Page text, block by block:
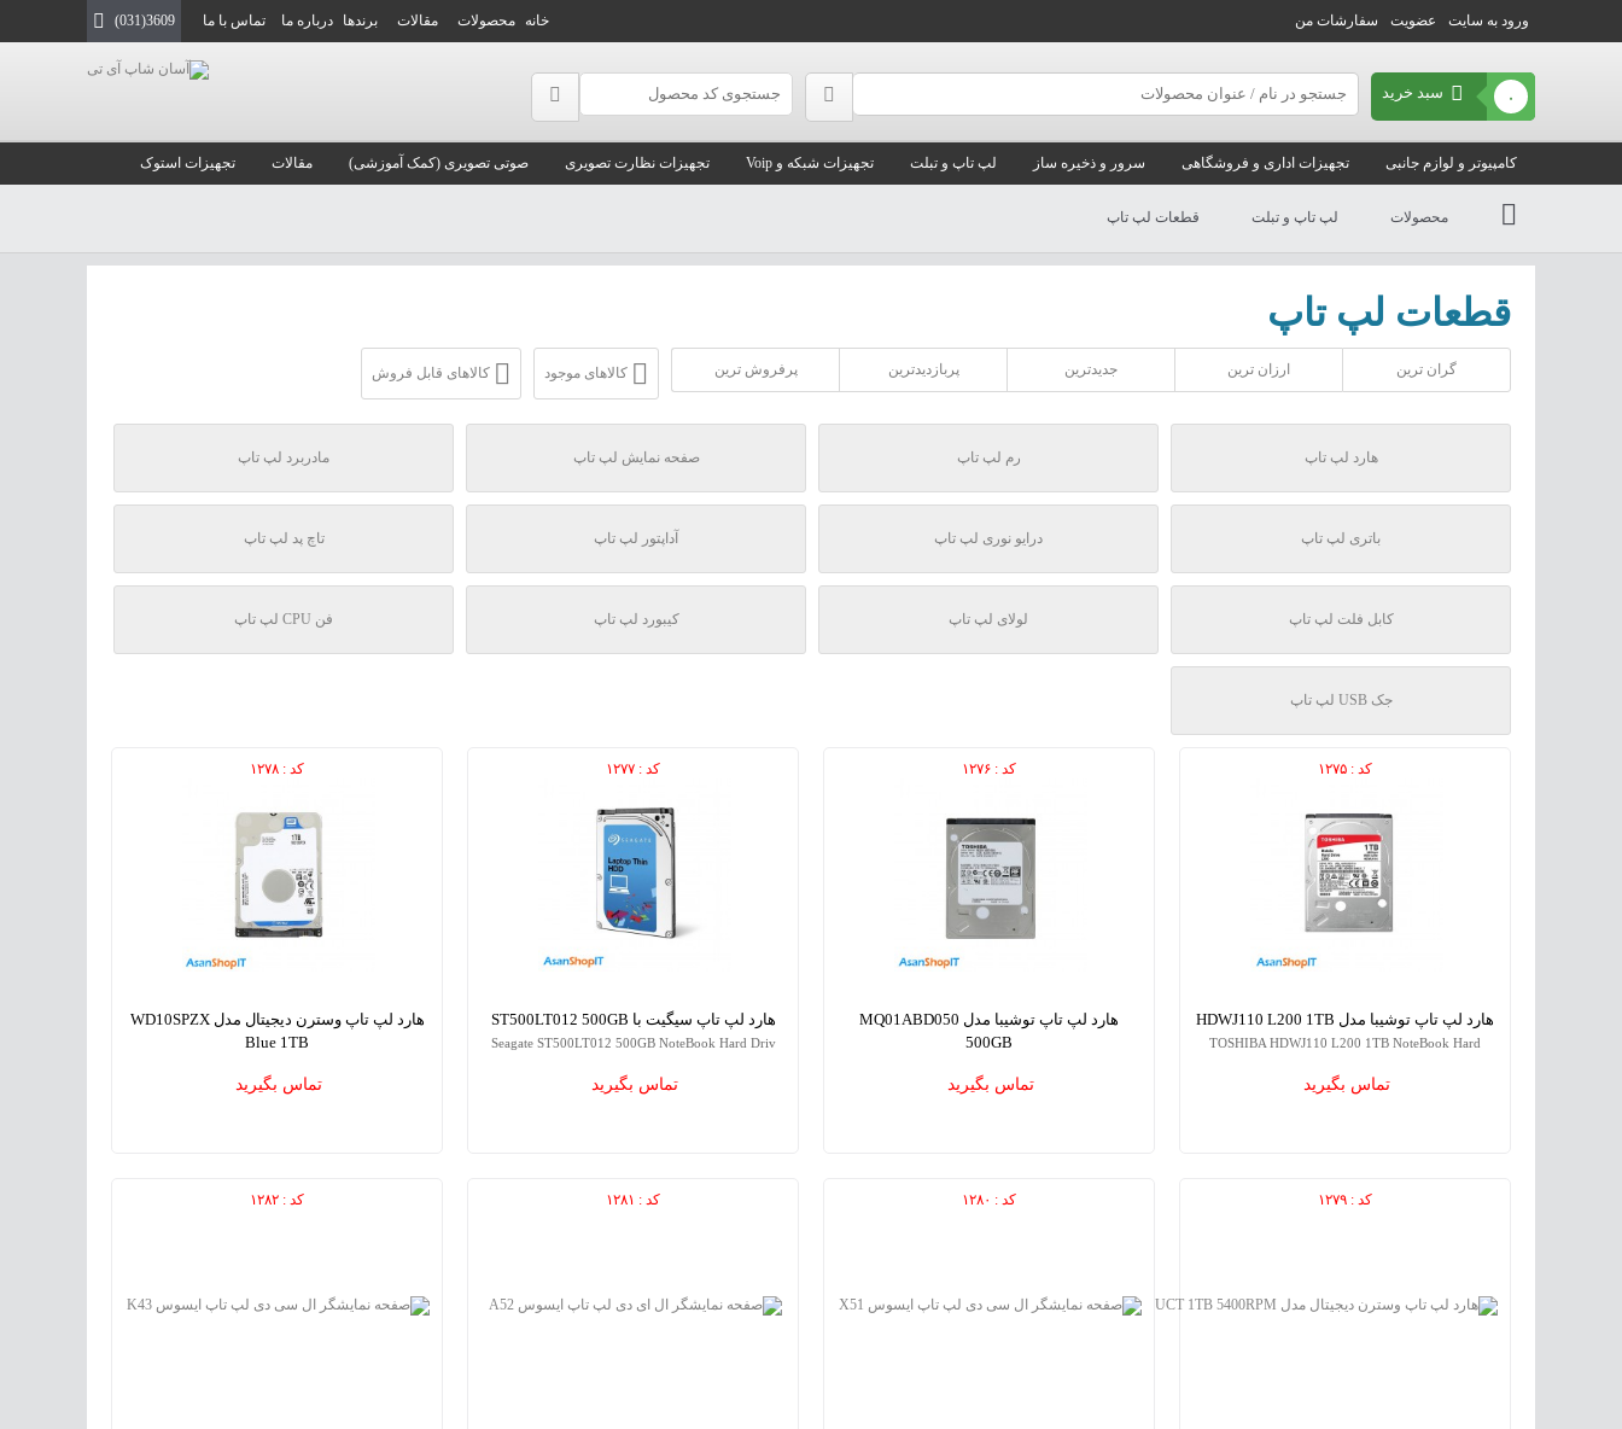
ورود به سایت عضویت سفارشات من خانه محصولات مقالات برندها درباره ما تماس با ما (031)3609
۰ سبد خرید
کامپیوتر و لوازم جانبی تجهیزات اداری و فروشگاهی سرور و ذخیره ساز لپ تاپ و تبلت تجهیزات شبکه و Voip تجهیزات نظارت تصویری صوتی تصویری (کمک آموزشی) مقالات تجهیزات استوک
محصولات لپ تاپ و تبلت قطعات لپ تاپ
قطعات لپ تاپ
گران ترین ارزان ترین جدیدترین پربازدیدترین پرفروش ترین کالاهای موجود کالاهای قابل فروش
هارد لپ تاپ رم لپ تاپ صفحه نمایش لپ تاپ مادربرد لپ تاپ
باتری لپ تاپ درایو نوری لپ تاپ آداپتور لپ تاپ تاچ پد لپ تاپ
کابل فلت لپ تاپ لولای لپ تاپ کیبورد لپ تاپ فن CPU لپ تاپ
جک USB لپ تاپ
کد : ۱۲۷۵
هارد لپ تاپ توشیبا مدل HDWJ110 L200 1TB
TOSHIBA HDWJ110 L200 1TB NoteBook Hard
تماس بگیرید
کد : ۱۲۷۶
هارد لپ تاپ توشیبا مدل MQ01ABD050
500GB
Drive
تماس بگیرید
کد : ۱۲۷۷
هارد لپ تاپ سیگیت با ST500LT012 500GB
Seagate ST500LT012 500GB NoteBook Hard Driv
تماس بگیرید
کد : ۱۲۷۸
هارد لپ تاپ وسترن دیجیتال مدل WD10SPZX
Blue 1TB
Drive
تماس بگیرید
کد : ۱۲۷۹ کد : ۱۲۸۰ کد : ۱۲۸۱ کد : ۱۲۸۲